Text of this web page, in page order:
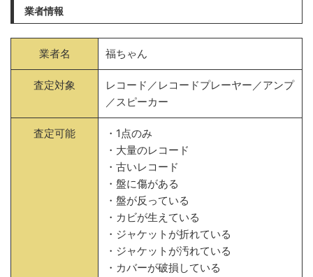
業者情報
業者名 福ちゃん
査定対象
レコード／レコードプレーヤー／アンプ
／スピーカー
査定可能
・1点のみ
・大量のレコード
・古いレコード
・盤に傷がある
・盤が反っている
・カビが生えている
・ジャケットが折れている
・ジャケットが汚れている
・カバーが破損している